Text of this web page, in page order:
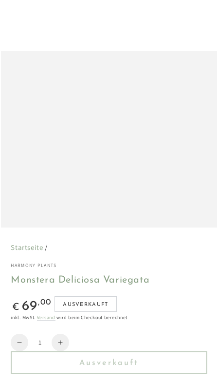
Startseite /
HARMONY PLANTS
Monstera Deliciosa Variegata
Regulärer
Preis
€ 69 ,00 AUSVERKAUFT
inkl. MwSt. Versand wird beim Checkout berechnet
ReduzierenErhöhen
Ausverkauft